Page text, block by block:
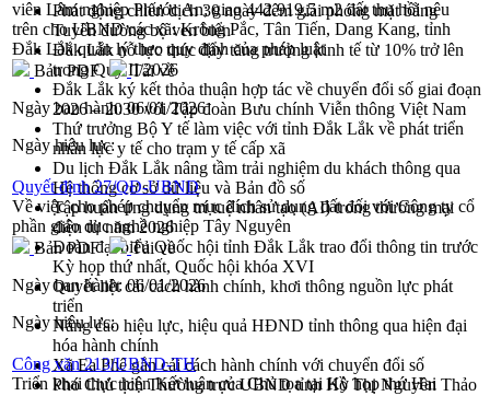
Phát động chiến dịch 30 ngày đêm giải phóng mặt bằng
Tuyến đường bộ ven biển
Đắk Lắk nỗ lực thúc đẩy tăng trưởng kinh tế từ 10% trở lên
trong Quý II/2026
Đắk Lắk ký kết thỏa thuận hợp tác về chuyển đổi số giai đoạn
2026 – 2030 với Tập đoàn Bưu chính Viễn thông Việt Nam
Thứ trưởng Bộ Y tế làm việc với tỉnh Đắk Lắk về phát triển
nhân lực y tế cho trạm y tế cấp xã
Du lịch Đắk Lắk nâng tầm trải nghiệm du khách thông qua
Hệ thống cơ sở dữ liệu và Bản đồ số
Tập huấn ứng dụng trí tuệ nhân tạo (AI) trong thương mại
điện tử năm 2026
Đoàn đại biểu Quốc hội tỉnh Đắk Lắk trao đổi thông tin trước
Kỳ họp thứ nhất, Quốc hội khóa XVI
Quyết liệt cải cách hành chính, khơi thông nguồn lực phát
triển
Nâng cao hiệu lực, hiệu quả HĐND tỉnh thông qua hiện đại
hóa hành chính
Xã Ea Phê gắn cải cách hành chính với chuyển đổi số
Phó Chủ tịch Thường trực UBND tỉnh Hồ Thị Nguyên Thảo
viên Lâm nghiệp Phước An; giao 442.919,5 m2 đất thu hồi nêu
trên cho UBND các xã: Krông Pắc, Tân Tiến, Dang Kang, tỉnh
Đắk Lắk quản lý theo quy định của pháp luật
Bản PDF
Tải về
Ngày ban hành:06/01/2026
Ngày hiệu lực:
Quyết định 27/QĐ-UBND
Về việc cho phép chuyển mục đích sử dụng đất đối với Công ty cổ
phần giáo dục nghề nghiệp Tây Nguyên
Bản PDF
Tải về
Ngày ban hành:06/01/2026
Ngày hiệu lực:
Công văn 213/UBND-TH
Triển khai thực hiện Kết luận của Chủ tọa tại Kỳ họp thứ Hai